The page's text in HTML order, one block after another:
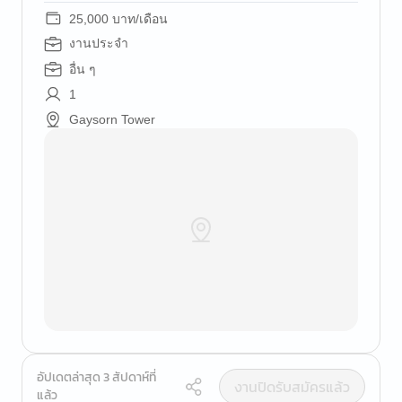
25,000 บาท/เดือน
งานประจำ
อื่น ๆ
1
Gaysorn Tower
อัปเดตล่าสุด 3 สัปดาห์ที่
แล้ว
งานปิดรับสมัครแล้ว